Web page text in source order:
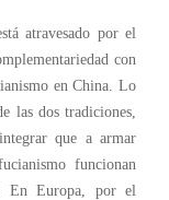
atravesado por el
con
en China. Lo
las dos tradiciones,
que a armar
funcionan
En Europa, por el